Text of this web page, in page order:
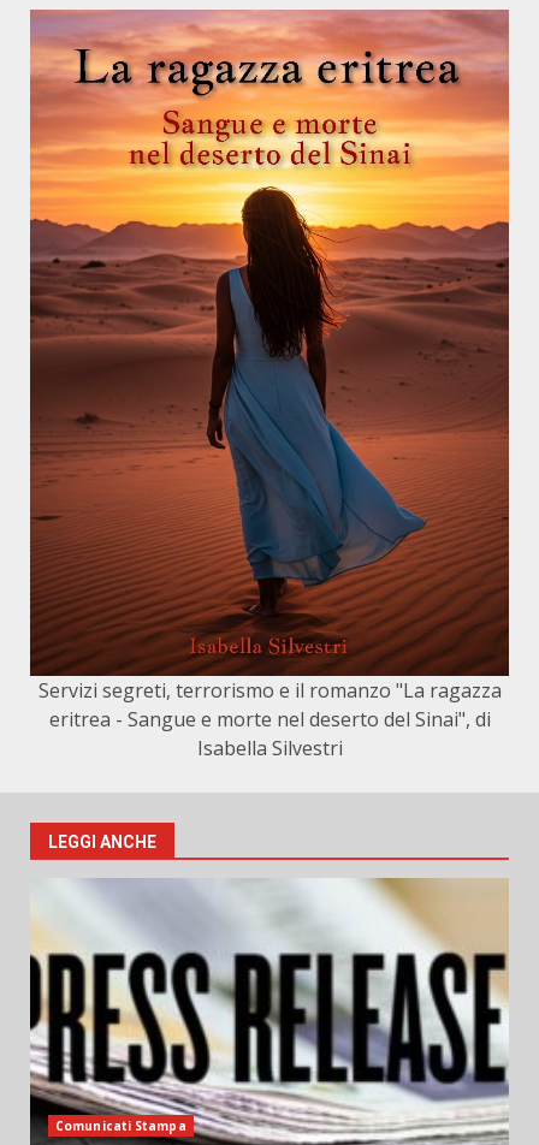
Servizi segreti, terrorismo e il romanzo "La ragazza
eritrea - Sangue e morte nel deserto del Sinai", di
Isabella Silvestri
LEGGI ANCHE
Comunicati Stampa